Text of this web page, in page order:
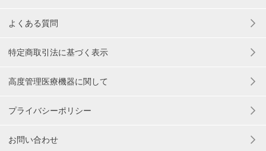
よくある質問
特定商取引法に基づく表示
高度管理医療機器に関して
プライバシーポリシー
お問い合わせ